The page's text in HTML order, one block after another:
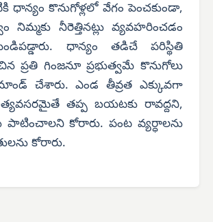
ధాన్యం కొనుగోళ్లలో వేగం పెంచకుండా,
నిమ్మకు నీరెత్తినట్లు వ్యవహరించడం
ధాన్యం తడిచే పరిస్థితి
ప్రతి గింజనూ ప్రభుత్వమే కొనుగోలు
చేశారు. ఎండ తీవ్రత ఎక్కువగా
తప్ప బయటకు రావద్దని,
పాటించాలని కోరారు. పంట వ్యర్ధాలను
కోరారు.